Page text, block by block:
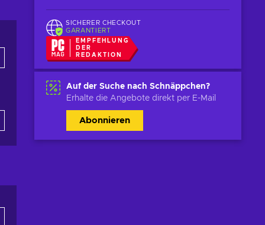
SICHERER CHECKOUT
GARANTIERT
EMPFEHLUNG
DER
REDAKTION
Auf der Suche nach Schnäppchen?
Erhalte die Angebote direkt per E-Mail
Abonnieren